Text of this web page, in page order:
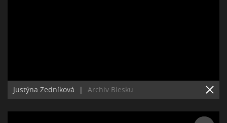
Justýna Zedníková | Archiv Blesku